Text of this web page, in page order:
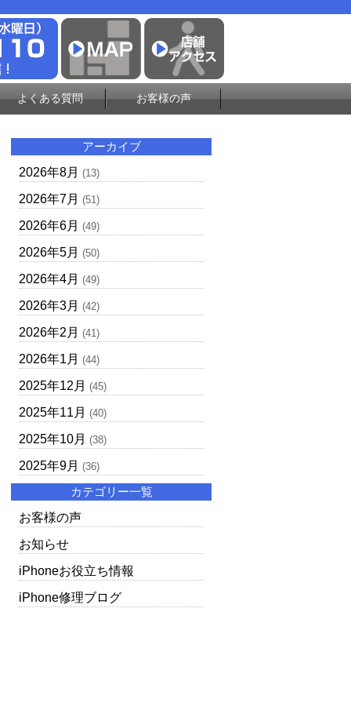
よくある質問 お客様の声
アーカイブ
2026年8月 (13)
2026年7月 (51)
2026年6月 (49)
2026年5月 (50)
2026年4月 (49)
2026年3月 (42)
2026年2月 (41)
2026年1月 (44)
2025年12月 (45)
2025年11月 (40)
2025年10月 (38)
2025年9月 (36)
カテゴリー一覧
お客様の声
お知らせ
iPhoneお役立ち情報
iPhone修理ブログ